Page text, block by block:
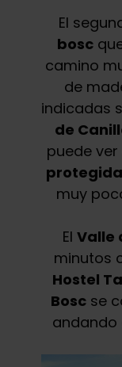
El
bosc
camino
de
indicadas
de
puede ver
muy
El Valle
minutos
Hostel
Boscse
andando